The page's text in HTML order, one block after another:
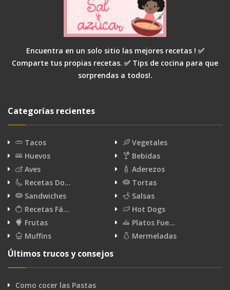
Encuentra en un solo sitio las mejores recetas ! ✅
Comparte tus propias recetas. ✅ Tips de cocina para que
sorprendas a todos!.
Categorías recientes
Tacos
Vegetales
Huevos
Bebidas
Aves
Aderezos
Recetas Do…
Tortas
Sandwiches
Salsas
Recetas Fá…
Hot Dogs
Frutas
Platos Fue…
Muffins
Mermeladas
Últimos trucos y consejos
Como cocer las Pastas